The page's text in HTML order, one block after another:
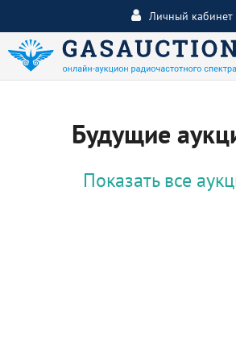
Личный кабинет
Будущие
Показать все